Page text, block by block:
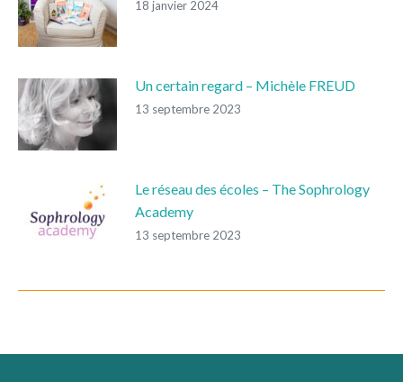
18 janvier 2024
Un certain regard – Michèle FREUD
13 septembre 2023
Le réseau des écoles – The Sophrology
Academy
13 septembre 2023